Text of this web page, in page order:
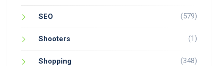
SEO (579)
Shooters (1)
Shopping (348)